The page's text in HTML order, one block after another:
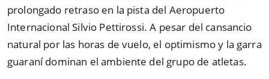
prolongado retraso en la pista del Aeropuerto
Internacional Silvio Pettirossi. A pesar del cansancio
natural por las horas de vuelo, el optimismo y la garra
guaraní dominan el ambiente del grupo de atletas.